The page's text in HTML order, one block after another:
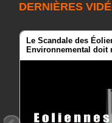
Rubrique
DERNIÈRES
Le Scandale des
Environnemental doit